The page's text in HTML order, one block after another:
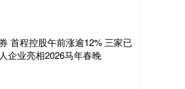
首程控股午前涨逾12% 三家已
企业亮相2026马年春晚